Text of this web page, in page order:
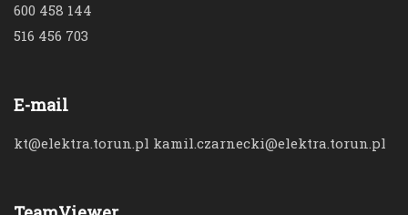
600 458 144
516 456 703
E-mail
kt@elektra.torun.pl kamil.czarnecki@elektra.torun.pl